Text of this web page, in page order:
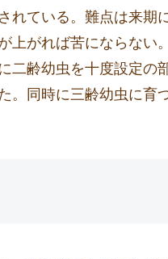
れている。難点は来期
上がれば苦にならない。
二齢幼虫を十度設定の
。同時に三齢幼虫に育